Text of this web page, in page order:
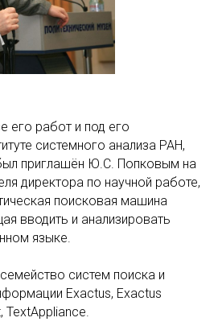
его работ и под его
системного анализа РАН,
приглашён Ю.С. Попковым на
директора по научной работе,
поисковая машина
вводить и анализировать
языке.
систем поиска и
Exactus, Exactus
TextAppliance.